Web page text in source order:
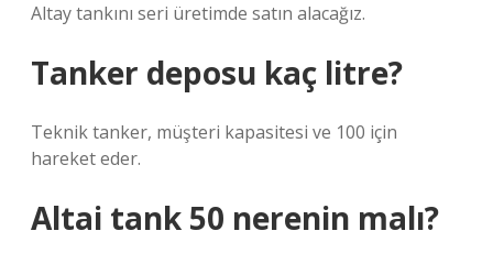
Altay tankını seri üretimde satın alacağız.
Tanker deposu kaç litre?
Teknik tanker, müşteri kapasitesi ve 100 için
hareket eder.
Altai tank 50 nerenin malı?